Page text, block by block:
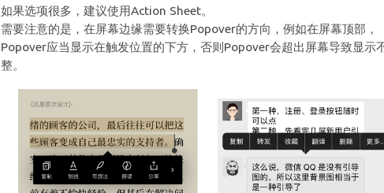
如果选项很多，建议使用Action Sheet。
需要注意的是，在屏幕边缘需要转换Popover的方向，例如在屏幕顶部，
Popover应当显示在触发位置的下方，否则Popover会超出屏幕导致显示
整。